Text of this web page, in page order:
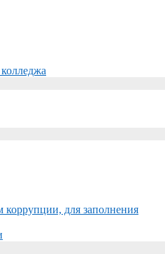
для заполнения